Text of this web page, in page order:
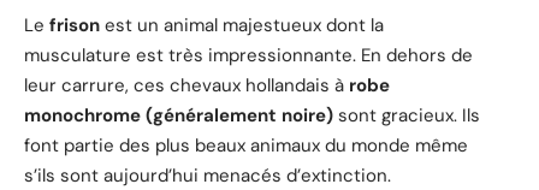
Le frison est un animal majestueux dont la
musculature est très impressionnante. En dehors de
leur carrure, ces chevaux hollandais à robe
monochrome (généralement noire) sont gracieux. Ils
font partie des plus beaux animaux du monde même
s’ils sont aujourd’hui menacés d’extinction.